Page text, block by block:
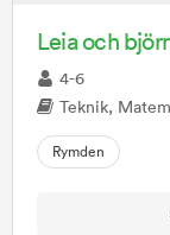
Leia och
4-6
Teknik,
Rymden